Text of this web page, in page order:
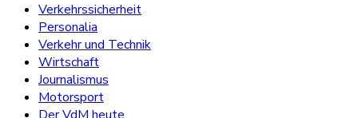
Verkehrssicherheit
Personalia
Verkehr und Technik
Wirtschaft
Journalismus
Motorsport